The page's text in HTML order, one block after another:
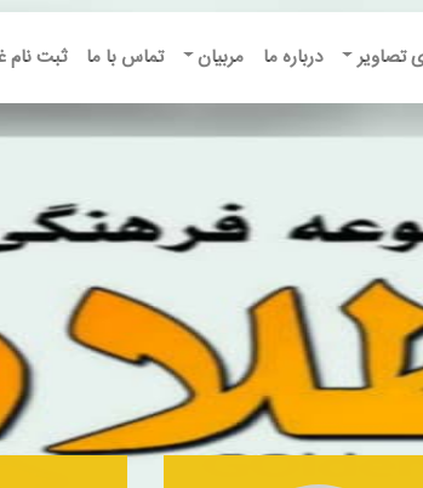
تصاویر درباره ما مربیان تماس با ما ثبت